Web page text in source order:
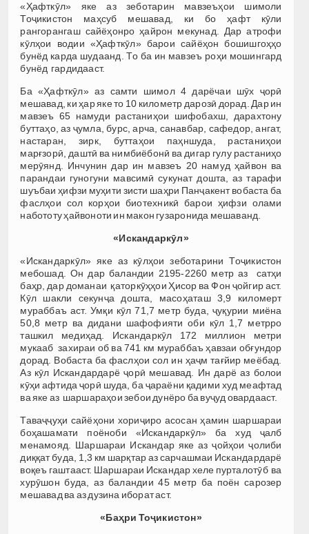
«Ҳафткӯл» яке аз зеботарин мавзеъҳои шимоли
Тоҷикистон маҳсуб мешавад, ки бо ҳафт кӯли
рангорангаш сайёҳонро ҳайрон мекунад. Дар атрофи
кӯлҳои водии «Ҳафткӯл» барои сайёҳон бошишгоҳҳо
бунёд карда шудаанд. То ба ин мавзеъ роҳи мошингард
бунёд гардидааст.
Ба «Ҳафткӯл» аз самти шимол 4 дарёчаи шӯх ҷорӣ
мешавад, ки ҳар яке то 10 километр дарозӣ дорад. Дар ин
мавзеъ 65 намуди растаниҳои шифобахш, дарахтону
буттаҳо, аз ҷумла, бурс, арча, санавбар, сафедор, ангат,
настаран, зирк, буттаҳои паҳншуда, растаниҳои
марғзорӣ, даштӣ ва нимбиёбонӣ ва дигар гулу растаниҳо
мерӯянд. Инчунин дар ин мавзеъ 20 намуд ҳайвон ва
парандаи гуногуни мавсимӣ сукунат дошта, аз тарафи
шуъбаи ҳифзи муҳити зисти шаҳри Панҷакент вобаста ба
фаслҳои сол корҳои биотехникӣ барои ҳифзи олами
набототу ҳайвоноти ин макон гузаронида мешаванд.
«Искандаркӯл»
«Искандаркӯл» яке аз кӯлҳои зеботарини Тоҷикистон
мебошад. Он дар баландии 2195-2260 метр аз сатҳи
баҳр, дар доманаи қаторкӯҳҳои Ҳисор ва Фон ҷойгир аст.
Кӯл шакли секунҷа дошта, масоҳаташ 3,9 киломерт
мураббаъ аст. Умқи кӯл 71,7 метр буда, ҷуқурии миёна
50,8 метр ва дидани шафофияти оби кӯл 1,7 метрро
ташкил медиҳад. Искандаркӯл 172 миллион метри
мукааб захираи об ва 741 км мураббаъ ҳавзаи обғундор
дорад. Вобаста ба фаслҳои сол ин ҳаҷм тағйир меёбад.
Аз кӯл Искандардарё ҷорӣ мешавад. Ин дарё аз болои
кӯҳи афтида ҷорӣ шуда, ба ҷараёни қадими худ меафтад
ва яке аз шаршараҳои зебои дунёро ба вуҷуд овардааст.
Таваҷҷуҳи сайёҳони хориҷиро асосан ҳамин шаршараи
боҳашамати поёноби «Искандаркӯл» ба худ ҷалб
менамояд. Шаршараи Искандар яке аз ҷойҳои ҷолиби
диққат буда, 1,3 км шарқтар аз сарчашмаи Искандардарё
воқеъ гаштааст. Шаршараи Искандар хеле пурталотӯб ва
хурӯшон буда, аз баландии 45 метр ба поён сарозер
мешавад ва аз дузина иборат аст.
«Баҳри Тоҷикистон»